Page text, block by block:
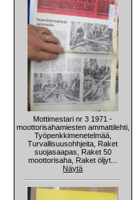
Mottimestari nr 3 1971 -
moottorisahamiesten ammattilehti,
Työpenkkimenetelmää,
Turvallisuusohhjeita, Raket
suojasaapas, Raket 50
moottorisaha, Raket öljyt...
Näytä